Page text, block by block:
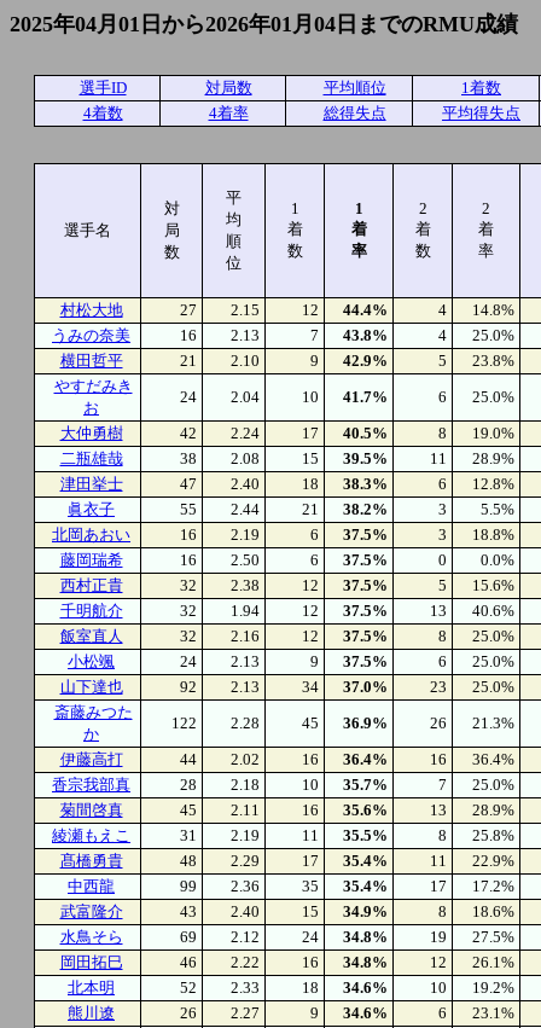
2025年04月01日から2026年01月04日までのRMU成績
選手ID 対局数 平均順位
1着数
4着数
4着率 総得失点 平均得失点
選手名
対
局
数
平
均
順
位
1
着
数
1
着
率
2
着
数
2
着
率
村松大地 27 2.15 12 44.4% 4
14.8%
うみの奈美
16 2.13 7 43.8% 4
25.0%
横田哲平
21 2.10 9 42.9% 5
23.8%
やすだみき
お
24 2.04 10 41.7% 6
25.0%
大仲勇樹
42 2.24 17 40.5% 8
19.0%
二瓶雄哉
38 2.08 15 39.5% 11
28.9%
津田挙士
47 2.40 18 38.3% 6
12.8%
眞衣子
55 2.44 21 38.2% 3
5.5%
北岡あおい
16 2.19 6 37.5% 3
18.8%
藤岡瑞希
16 2.50 6 37.5% 0
0.0%
西村正貴
32 2.38 12 37.5% 5
15.6%
千明航介
32 1.94 12 37.5% 13
40.6%
飯室直人
32 2.16 12 37.5% 8
25.0%
小松颯
24 2.13 9 37.5% 6
25.0%
山下達也
92 2.13 34 37.0% 23
25.0%
斎藤みつた
か
122 2.28 45 36.9% 26
21.3%
伊藤高打
44 2.02 16 36.4% 16
36.4%
香宗我部真
28 2.18 10 35.7% 7
25.0%
菊間啓真
45 2.11 16 35.6% 13
28.9%
綾瀬もえこ
31 2.19 11 35.5% 8
25.8%
髙橋勇貴
48 2.29 17 35.4% 11
22.9%
中西龍
99 2.36 35 35.4% 17
17.2%
武富隆介
43 2.40 15 34.9% 8
18.6%
水鳥そら
69 2.12 24 34.8% 19
27.5%
岡田拓巳
46 2.22 16 34.8% 12
26.1%
北本明
52 2.33 18 34.6% 10
19.2%
熊川遼
26 2.27 9 34.6% 6
23.1%